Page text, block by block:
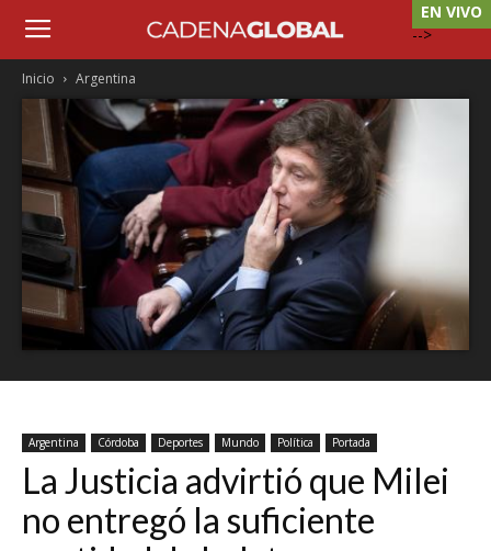
EN VIVO
-->
Inicio Argentina
Argentina Córdoba Deportes Mundo Política Portada
La Justicia advirtió que Milei
no entregó la suficiente